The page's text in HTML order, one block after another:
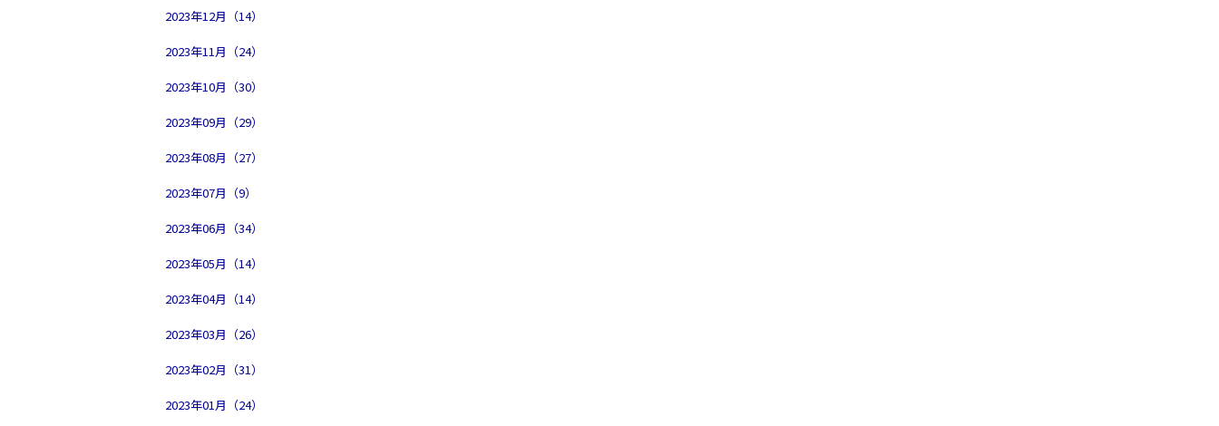
2023年12月（14）
2023年11月（24）
2023年10月（30）
2023年09月（29）
2023年08月（27）
2023年07月（9）
2023年06月（34）
2023年05月（14）
2023年04月（14）
2023年03月（26）
2023年02月（31）
2023年01月（24）